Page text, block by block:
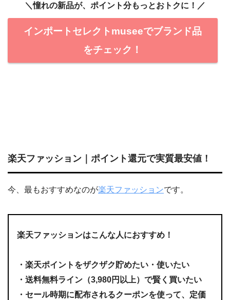
＼憧れの新品が、ポイント分もっとおトクに！／
インポートセレクトmuseeでブランド品
をチェック！
楽天ファッション｜ポイント還元で実質最安値！
今、最もおすすめなのが楽天ファッションです。
楽天ファッションはこんな人におすすめ！
・楽天ポイントをザクザク貯めたい・使いたい
・ 送料無料ライン（3,980円以上）で賢く買いたい
・セール時期に配布されるクーポンを使って、定価